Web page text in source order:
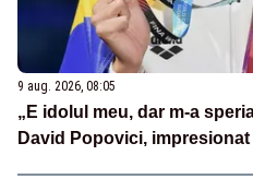
9 aug. 2026, 08:05
„E idolul meu, dar m-a
David Popovici,